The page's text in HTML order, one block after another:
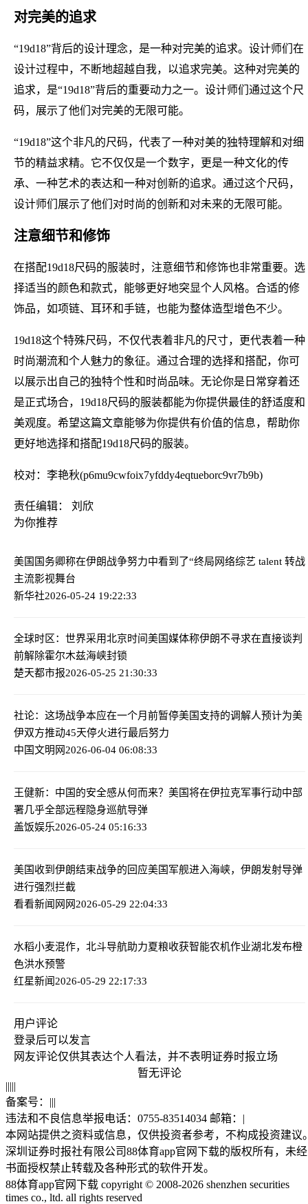
对完美的追求
“19d18”背后的设计理念，是一种对完美的追求。设计师们在
设计过程中，不断地超越自我，以追求完美。这种对完美的
追求，是“19d18”背后的重要动力之一。设计师们通过这个尺
码，展示了他们对完美的无限可能。
“19d18”这个非凡的尺码，代表了一种对美的独特理解和对细
节的精益求精。它不仅仅是一个数字，更是一种文化的传
承、一种艺术的表达和一种对创新的追求。通过这个尺码，
设计师们展示了他们对时尚的创新和对未来的无限可能。
注意细节和修饰
在搭配19d18尺码的服装时，注意细节和修饰也非常重要。选
择适当的颜色和款式，能够更好地突显个人风格。合适的修
饰品，如项链、耳环和手链，也能为整体造型增色不少。
19d18这个特殊尺码，不仅代表着非凡的尺寸，更代表着一种
时尚潮流和个人魅力的象征。通过合理的选择和搭配，你可
以展示出自己的独特个性和时尚品味。无论你是日常穿着还
是正式场合，19d18尺码的服装都能为你提供最佳的舒适度和
美观度。希望这篇文章能够为你提供有价值的信息，帮助你
更好地选择和搭配19d18尺码的服装。
校对：李艳秋(p6mu9cwfoix7yfddy4eqtueborc9vr7b9b)
责任编辑： 刘欣
为你推荐
美国国务卿称在伊朗战争努力中看到了“终局网络综艺 talent 转战
主流影视舞台
新华社2026-05-24 19:22:33
全球时区：世界采用北京时间美国媒体称伊朗不寻求在直接谈判
前解除霍尔木兹海峡封锁
楚天都市报2026-05-25 21:30:33
社论：这场战争本应在一个月前暂停美国支持的调解人预计为美
伊双方推动45天停火进行最后努力
中国文明网2026-06-04 06:08:33
王健新：中国的安全感从何而来？ 美国将在伊拉克军事行动中部
署几乎全部远程隐身巡航导弹
盖饭娱乐2026-05-24 05:16:33
美国收到伊朗结束战争的回应美国军舰进入海峡，伊朗发射导弹
进行强烈拦截
看看新闻网网2026-05-29 22:04:33
水稻小麦混作，北斗导航助力夏粮收获智能农机作业湖北发布橙
色洪水预警
红星新闻2026-05-29 22:17:33
用户评论
登录后可以发言
网友评论仅供其表达个人看法，并不表明证券时报立场
暂无评论
|||||
备案号： |||
违法和不良信息举报电话：0755-83514034 邮箱： |
本网站提供之资料或信息，仅供投资者参考，不构成投资建议
深圳证券时报社有限公司88体育app官网下载的版权所有，未经
书面授权禁止转载及各种形式的软件开发。
88体育app官网下载 copyright © 2008-2026 shenzhen securities
times co., ltd. all rights reserved